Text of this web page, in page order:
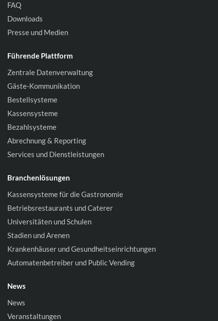
FAQ
Downloads
Presse und Medien
Führende Plattform
Zentrale Datenverwaltung
Gäste-Kommunikation
Bestellsysteme
Kassensysteme
Bezahlsysteme
Abrechnung & Reporting
Services und Dienstleistungen
Branchenlösungen
Kassensysteme für die Gastronomie
Betriebsrestaurants und Caterer
Universitäten und Schulen
Stadien und Arenen
Krankenhäuser und Gesundheitseinrichtungen
Automatenbetreiber und Public Vending
News
News
Veranstaltungen